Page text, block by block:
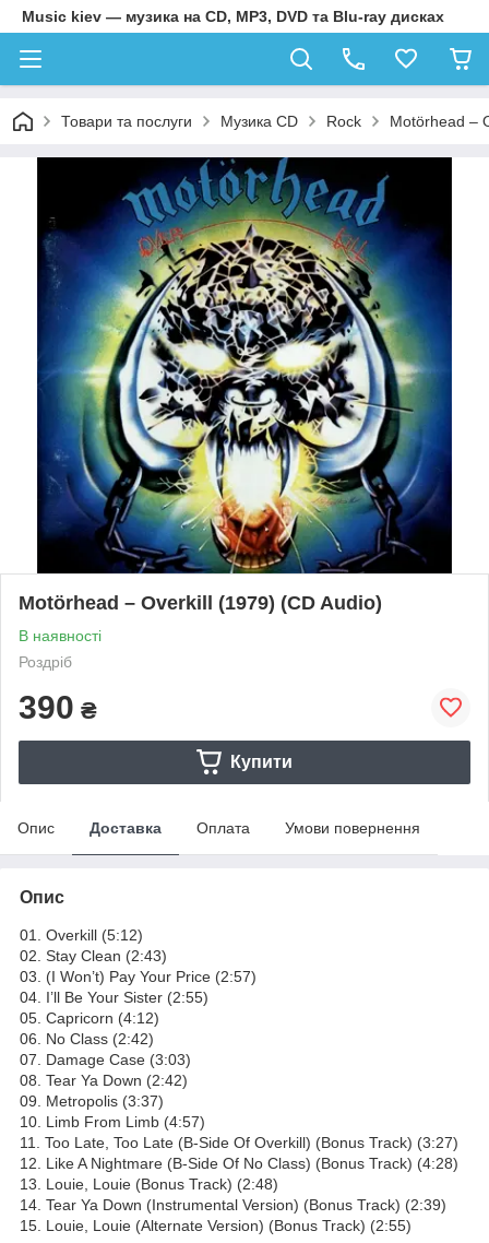
Music kiev — музика на CD, MP3, DVD та Blu-ray дисках
Товари та послуги Музика CD Rock Motörhead –
Motörhead – Overkill (1979) (CD Audio)
В наявності
Роздріб
390 ₴
Купити
Опис Доставка Оплата Умови повернення
Опис
01. Overkill (5:12)
02. Stay Clean (2:43)
03. (I Won’t) Pay Your Price (2:57)
04. I’ll Be Your Sister (2:55)
05. Capricorn (4:12)
06. No Class (2:42)
07. Damage Case (3:03)
08. Tear Ya Down (2:42)
09. Metropolis (3:37)
10. Limb From Limb (4:57)
11. Too Late, Too Late (B-Side Of Overkill) (Bonus Track) (3:27)
12. Like A Nightmare (B-Side Of No Class) (Bonus Track) (4:28)
13. Louie, Louie (Bonus Track) (2:48)
14. Tear Ya Down (Instrumental Version) (Bonus Track) (2:39)
15. Louie, Louie (Alternate Version) (Bonus Track) (2:55)